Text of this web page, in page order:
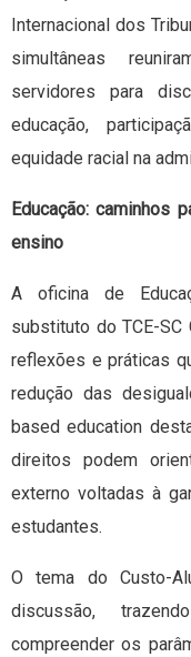
Internacional dos
simultâneas
servidores para
educação,
equidade racial na
Educação: caminhos
ensino
A oficina de
substituto do TCE-SC
reflexões e práticas
redução das
based education
direitos podem
externo voltadas à
estudantes.
O tema do Custo-
discussão,
compreender os